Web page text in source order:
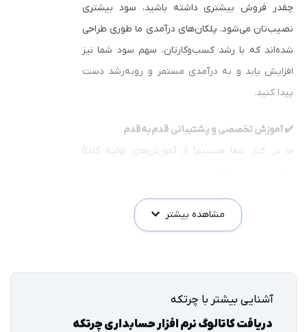
چقدر فروش بیشتری داشته باشید، سود بیشتری
نصیب‌تان می‌شود. پلکان‌های درآمدی ما طوری طراحی
شده‌اند که با رشد کسب‌وکارتان، سهم سود شما نیز
افزایش یابد و به درآمدی مستمر و روبه‌رشد دست
پیدا کنید.
✔️ آموزش تخصصی و پشتیبانی قدم‌به‌قدم
ما در کنار شما هستیم! از آموزش‌های اولیه کاملاً
دانش فنی و مهارت فروش شما را به‌روز نگه دارد و
مسیر موفقیت را هموار کند.
✔️ ابزارهای حرفه‌ای بازاریابی در اختیار شما
دیگر نیازی نیست برای تبلیغات و معرفی محصول
زمان و هزینه جداگانه صرف کنید. ما بسته کاملی از
مشاهده بیشتر
آشنایی بیشتر با چرتکه
دریافت کاتالوگ نرم افزار حسابداری چرتکه